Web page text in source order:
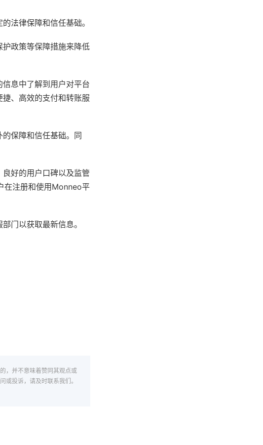
法律保障和信任基础。
政策等保障措施来降低
息中了解到用户对平台
、高效的支付和转账服
保障和信任基础。同
好的用户口碑以及监管
在注册和使用Monneo平
门以获取最新信息。
，并不意味着赞同其观点或
或投诉，请及时联系我们。